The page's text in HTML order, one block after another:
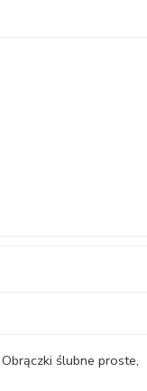
Obrączki ślubne proste,